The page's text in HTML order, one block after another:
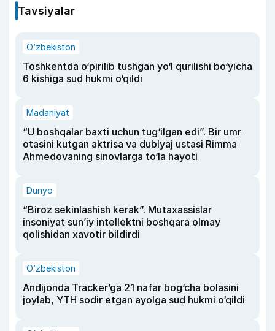
Tavsiyalar
O‘zbekiston
Toshkentda o‘pirilib tushgan yo‘l qurilishi bo‘yicha
6 kishiga sud hukmi o‘qildi
Madaniyat
“U boshqalar baxti uchun tug‘ilgan edi”. Bir umr
otasini kutgan aktrisa va dublyaj ustasi Rimma
Ahmedovaning sinovlarga to‘la hayoti
Dunyo
“Biroz sekinlashish kerak”. Mutaxassislar
insoniyat sun’iy intellektni boshqara olmay
qolishidan xavotir bildirdi
O‘zbekiston
Andijonda Tracker’ga 21 nafar bog‘cha bolasini
joylab, YTH sodir etgan ayolga sud hukmi o‘qildi